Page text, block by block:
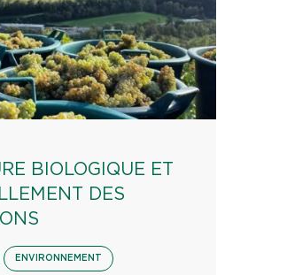
BIOLOGIQUE ET
DES
ENVIRONNEMENT